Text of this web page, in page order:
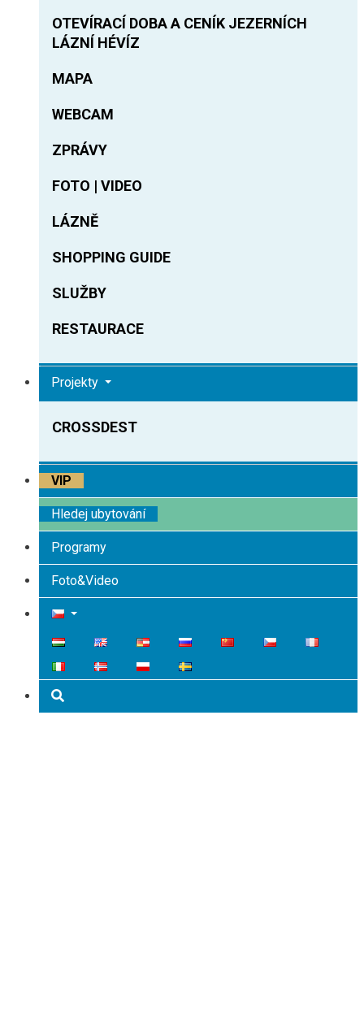
OTEVÍRACÍ DOBA A CENÍK JEZERNÍCH
LÁZNÍ HÉVÍZ
MAPA
WEBCAM
ZPRÁVY
FOTO | VIDEO
LÁZNĚ
SHOPPING GUIDE
SLUŽBY
RESTAURACE
Projekty
CROSSDEST
VIP
Hledej ubytování
Programy
Foto&Video